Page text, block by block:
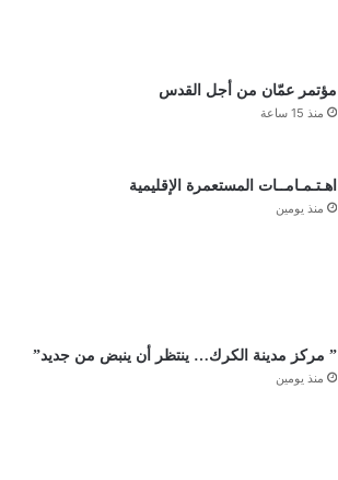
مؤتمر عمّان من أجل القدس
منذ 15 ساعة
اهـتـمـامــات المستعمرة الإقليمية
منذ يومين
” مركز مدينة الكرك… ينتظر أن ينبض من جديد”
منذ يومين